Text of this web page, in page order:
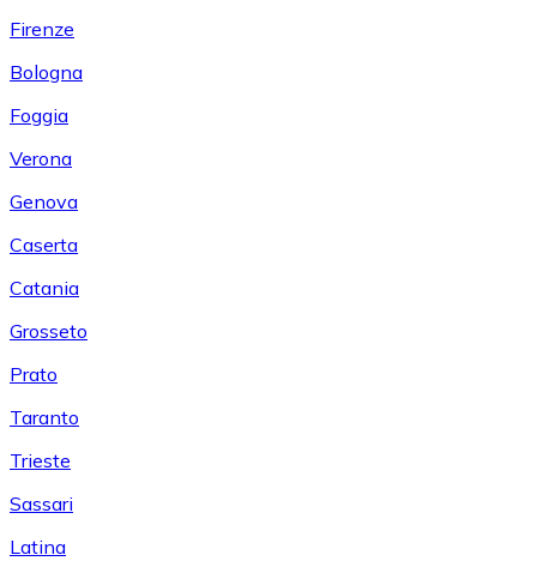
Firenze
Bologna
Foggia
Verona
Genova
Caserta
Catania
Grosseto
Prato
Taranto
Trieste
Sassari
Latina